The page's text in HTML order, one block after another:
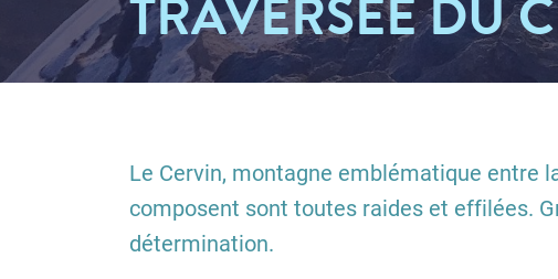
TRAVERSÉE DU
Le Cervin, montagne emblématique entre
composent sont toutes raides et effilées.
détermination.